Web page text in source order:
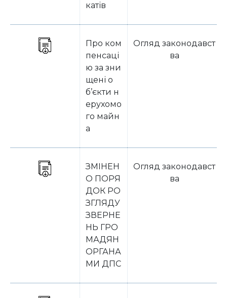
катів
Про ком
пенсаці
ю за зни
щені о
б’єкти н
ерухомо
го майн
а
Огляд законодавст
ва
ЗМІНЕН
О ПОРЯ
ДОК РО
ЗГЛЯДУ
ЗВЕРНЕ
НЬ ГРО
МАДЯН
ОРГАНА
МИ ДПС
Огляд законодавст
ва